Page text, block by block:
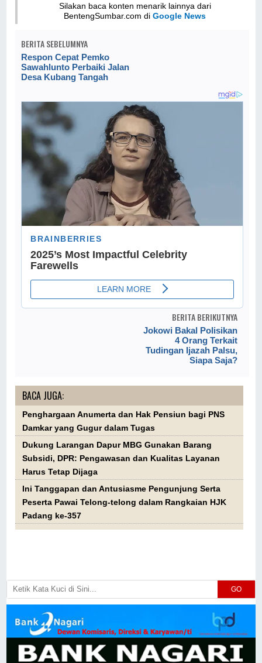
Silakan baca konten menarik lainnya dari
BentengSumbar.com diGoogle News
BERITA SEBELUMNYA
Respon Cepat Pemko
Sawahlunto Perbaiki Jalan
Desa Kubang Tangah
BERITA BERIKUTNYA
Jokowi Bakal Polisikan
4 Orang Terkait
Tudingan Ijazah Palsu,
Siapa Saja?
BACA JUGA:
Penghargaan Anumerta dan Hak Pensiun bagi PNS
Damkar yang Gugur dalam Tugas
Dukung Larangan Dapur MBG Gunakan Barang
Subsidi, DPR: Pengawasan dan Kualitas Layanan
Harus Tetap Dijaga
Ini Tanggapan dan Antusiasme Pengunjung Serta
Peserta Pawai Telong-telong dalam Rangkaian HJK
Padang ke-357
GO